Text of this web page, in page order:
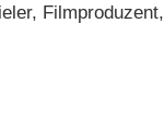
Filmproduzent,